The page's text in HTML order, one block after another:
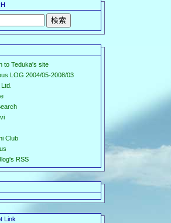
to Teduka's site
LOG 2004/05-2008/03
Club
RSS
Link